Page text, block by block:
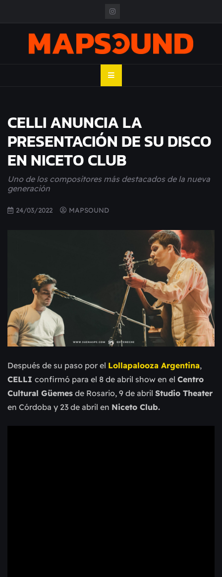
MAPSOUND
CELLI ANUNCIA LA
PRESENTACIÓN DE SU DISCO
EN NICETO CLUB
Uno de los compositores más destacados de la nueva
generación
24/03/2022 MAPSOUND
Después de su paso por el Lollapalooza Argentina,
CELLI confirmó para el 8 de abril show en el Centro
Cultural Güemes de Rosario, 9 de abril Studio Theater
en Córdoba y 23 de abril en Niceto Club.